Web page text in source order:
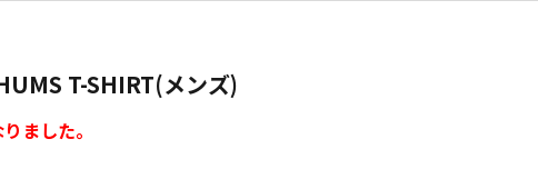
T-SHIRT(メンズ)
ました。